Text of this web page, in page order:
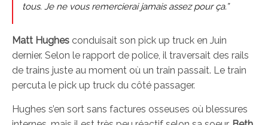
tous. Je ne vous remercierai jamais assez pour ça.”
Matt Hughes conduisait son pick up truck en Juin
dernier. Selon le rapport de police, il traversait des rails
de trains juste au moment où un train passait. Le train
percuta le pick up truck du côté passager.
Hughes s’en sort sans factures osseuses où blessures